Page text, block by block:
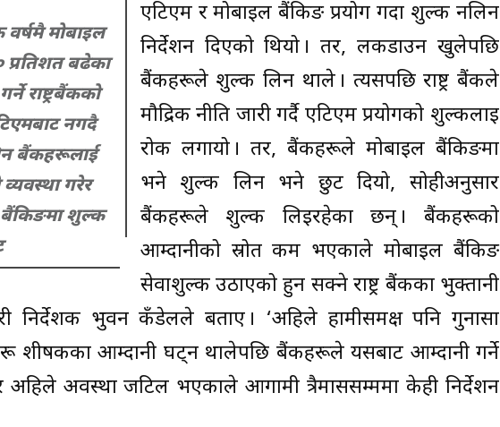
मोबाइल
प्रतिशत बढेका
राष्ट्रबैंकको
नगदै
बैंकहरूलाई
व्यवस्था गरेर
बैंकिङमा शुल्क
एटिएम र मोबाइल बैंकिङ प्रयोग गर्दा शुल्क नलिन
निर्देशन दिएको थियो । तर, लकडाउन खुलेपछि
बैंकहरूले शुल्क लिन थाले । त्यसपछि राष्ट्र बैंकले
मौद्रिक नीति जारी गर्दै एटिएम प्रयोगको शुल्कलाई
रोक लगायो । तर, बैंकहरूले मोबाइल बैंकिङमा
भने शुल्क लिन भने छुट दियो, सोहीअनुसार
बैंकहरूले शुल्क लिइरहेका छन् । बैंकहरूको
आम्दानीको स्रोत कम भएकाले मोबाइल बैंकिङ
सेवाशुल्क उठाएको हुन सक्ने राष्ट्र बैंकका भुक्तानी
निर्देशक भुवन कँडेलले बताए । ‘अहिले हामीसमक्ष पनि गुनासा
आम्दानी घट्न थालेपछि बैंकहरूले यसबाट आम्दानी गर्ने
अवस्था जटिल भएकाले आगामी त्रैमाससम्ममा केही निर्देशन